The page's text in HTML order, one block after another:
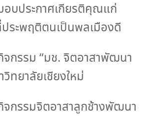
อบประกาศเกียรติคุณแก่
ระพฤติตนเป็นพลเมืองดี
กรรม “มช. จิตอาสาพัฒนา
ทยาลัยเชียงใหม่
จกรรมจิตอาสาลูกช้างพัฒนา